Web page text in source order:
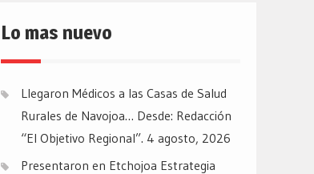
Lo mas nuevo
Llegaron Médicos a las Casas de Salud
Rurales de Navojoa… Desde: Redacción
“El Objetivo Regional”. 4 agosto, 2026
Presentaron en Etchojoa Estrategia